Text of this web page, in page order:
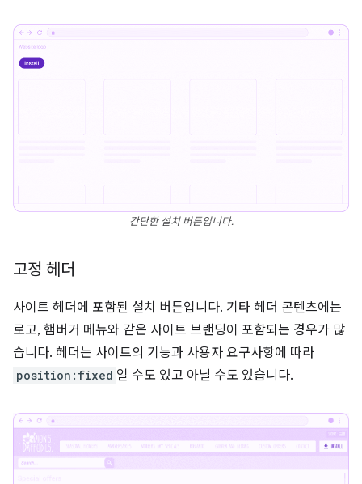
간단한 설치 버튼입니다.
고정 헤더
사이트 헤더에 포함된 설치 버튼입니다. 기타 헤더 콘텐츠에는
로고, 햄버거 메뉴와 같은 사이트 브랜딩이 포함되는 경우가 많
습니다. 헤더는 사이트의 기능과 사용자 요구사항에 따라
position:fixed 일 수도 있고 아닐 수도 있습니다.